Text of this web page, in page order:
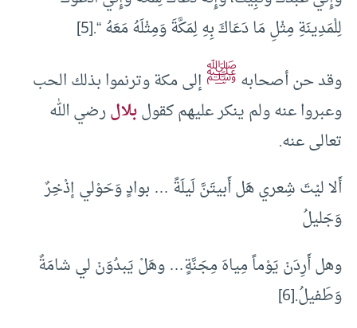
لِلْمَدِينَةِ مِثْلِ مَا دَعَاكَ بِهِ لِمَكَّةَ وَمِثْلَهُ مَعَهُ “.[5]
وقد حن أصحابهﷺإلى مكة وترنموا بذلك الحب
وعبروا عنه ولم ينكر عليهم كقولبلالرضي الله
تعالى عنه.
أَلا ليْتَ شِعري هَل أَبيتَنَّ لَيلَةً … بوادٍ وَحَوْلي إذْخِرٌ
وَجَليلُ
وهل أَرِدَنْ يَوْماً مِياهَ مِجَنَّةٍ… وهَلْ يَبدُوَنْ لي شامَةٌ
وَطَفيلُ.[6]